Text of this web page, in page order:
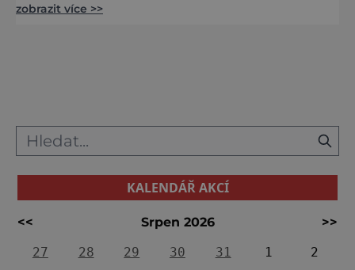
se ale celé zahalí do sněhové přikrývky, těžko
zobrazit více >>
KALENDÁŘ AKCÍ
<< Srpen 2026
>>
27
28 29 30 31 1
2